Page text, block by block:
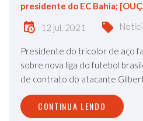
presidente do EC Bahia;
12 jul, 2021
Presidente do tricolor de aço
sobre nova liga do futebol
de contrato do atacante
CONTINUA LENDO